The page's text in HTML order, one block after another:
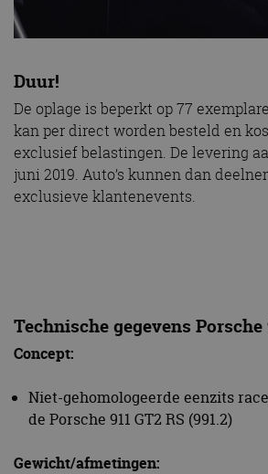
Duur!
De oplage is beperkt op 77
kan per direct worden besteld en
exclusief belastingen. De levering
juni 2019. Auto’s kunnen dan
exclusieve klantenevents.
Technische gegevens Porsche
Concept:
Niet-gehomologeerde eenzits
de Porsche 911 GT2 RS (991.2)
Gewicht/afmetingen: